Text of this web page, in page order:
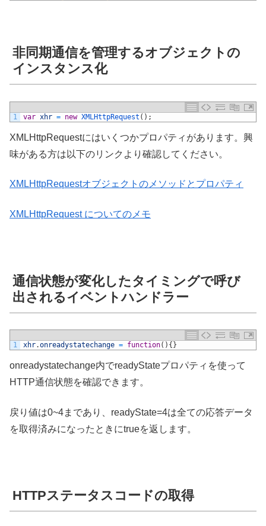
非同期通信を管理するオブジェクトの
インスタンス化
1 var xhr = new XMLHttpRequest ( ) ;
XMLHttpRequestにはいくつかプロパティがあります。興
味がある方は以下のリンクより確認してください。
XMLHttpRequestオブジェクトのメソッドとプロパティ
XMLHttpRequest についてのメモ
通信状態が変化したタイミングで呼び
出されるイベントハンドラー
1 xhr.onreadystatechange = function( ) { }
onreadystatechange内でreadyStateプロパティを使って
HTTP通信状態を確認できます。
戻り値は0~4まであり、readyState=4は全ての応答データ
を取得済みになったときにtrueを返します。
HTTPステータスコードの取得